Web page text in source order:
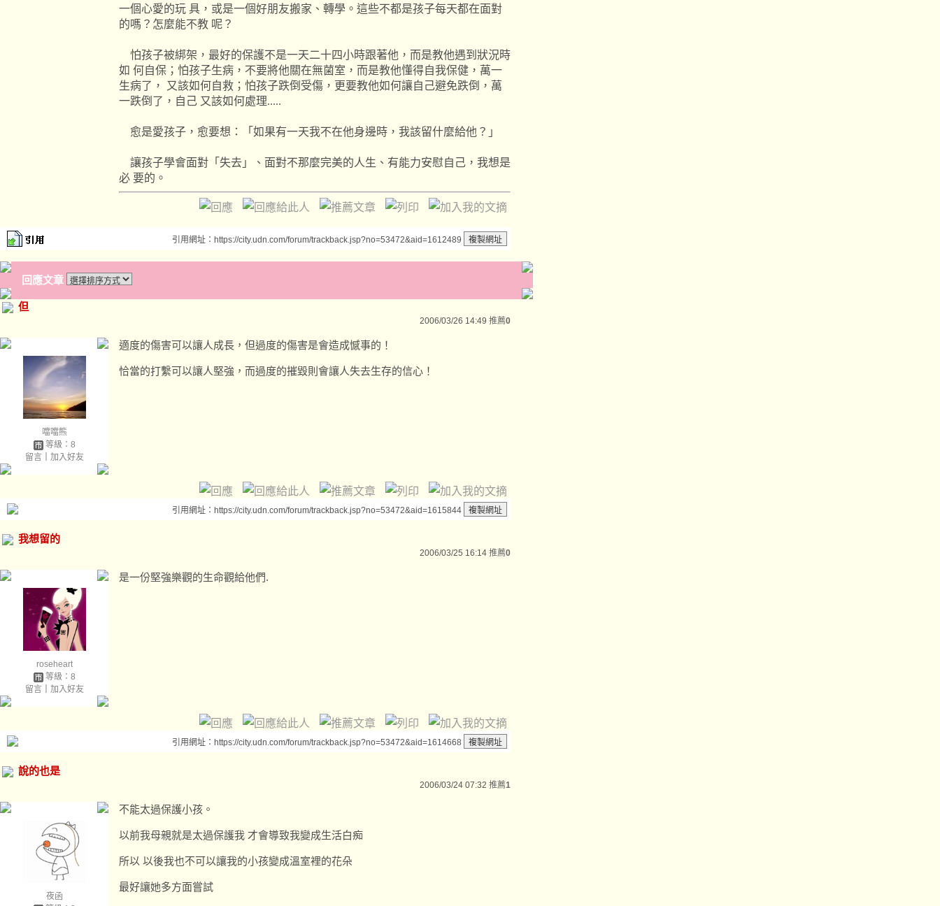
一個心愛的玩 具，或是一個好朋友搬家、轉學。這些不都是孩子每天都在面對
的嗎？怎麼能不教 呢？
怕孩子被綁架，最好的保護不是一天二十四小時跟著他，而是教他遇到狀況時
如 何自保；怕孩子生病，不要將他關在無菌室，而是教他懂得自我保健，萬一
生病了，
又該如何自救；怕孩子跌倒受傷，更要教他如何讓自己避免跌倒，萬
一跌倒了，自己 又該如何處理.....
愈是愛孩子，愈要想：「如果有一天我不在他身邊時，我該留什麼給他？」
讓孩子學會面對「失去」、面對不那麼完美的人生、有能力安慰自己，我想是
必 要的。
引用網址：https://city.udn.com/forum/trackback.jsp?no=53472&aid=1612489
回應文章
但
2006/03/26 14:49 推薦0
噹噹熊
等級：8
留言｜ 加入好友
適度的傷害可以讓人成長，但過度的傷害是會造成憾事的！
恰當的打繫可以讓人堅強，而過度的摧毀則會讓人失去生存的信心！
引用網址：https://city.udn.com/forum/trackback.jsp?no=53472&aid=1615844
我想留的
2006/03/25 16:14 推薦0
roseheart
等級：8
留言｜ 加入好友
是一份堅強樂觀的生命觀給他們.
引用網址：https://city.udn.com/forum/trackback.jsp?no=53472&aid=1614668
說的也是
2006/03/24 07:32 推薦1
夜函
不能太過保護小孩。
以前我母親就是太過保護我 才會導致我變成生活白痴
所以 以後我也不可以讓我的小孩變成溫室裡的花朵
最好讓她多方面嘗試